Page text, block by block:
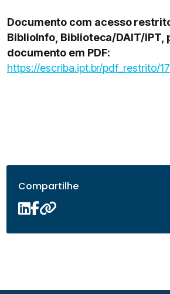
Documento com acesso
BiblioInfo, Biblioteca/DAIT/IPT,
documento em PDF:
https://escriba.ipt.br/pdf_restrito/
Compartilhe